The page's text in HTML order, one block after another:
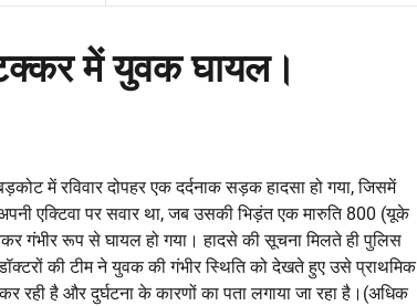
में युवक घायल।
में रविवार दोपहर एक दर्दनाक सड़क हादसा हो गया, जिसमें
एक्टिवा पर सवार था, जब उसकी भिड़ंत एक मारुति 800 (यूके
गंभीर रूप से घायल हो गया। हादसे की सूचना मिलते ही पुलिस
की टीम ने युवक की गंभीर स्थिति को देखते हुए उसे प्राथमिक
है और दुर्घटना के कारणों का पता लगाया जा रहा है।(अधिक